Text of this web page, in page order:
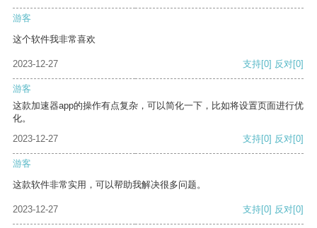
游客
这个软件我非常喜欢
2023-12-27 支持[0] 反对[0]
游客
这款加速器app的操作有点复杂，可以简化一下，比如将设置页面进行优
化。
2023-12-27
支持[0] 反对[0]
游客
这款软件非常实用，可以帮助我解决很多问题。
2023-12-27 支持[0] 反对[0]